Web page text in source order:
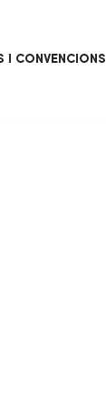
I CONVENCIONS